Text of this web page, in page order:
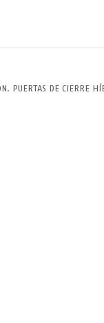
PUERTAS DE CIERRE